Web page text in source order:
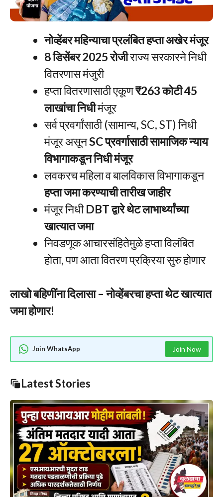
नोव्हेंबर महिन्याचा प्रलंबित हप्ता अखेर मंजूर
8 डिसेंबर 2025 रोजीराज्य सरकारने निधी
वितरणास मंजुरी
हप्ता वितरणासाठी एकूण₹263 कोटी 45
लाखांचा निधीमंजूर
सर्व प्रवर्गांसाठी (सामान्य, SC, ST) निधी
मंजूर असूनSC प्रवर्गासाठी सामाजिक न्याय
विभागाकडून निधी मंजूर
लवकरच महिला व बालविकास विभागाकडून
हप्ता जमा करण्याची तारीख जाहीर
मंजूर निधीDBT द्वारे थेट लाभार्थ्यांच्या
खात्यात जमा
निवडणूक आचारसंहितेमुळे हप्ता विलंबित
होता, पण आता वितरण प्रक्रिया सुरु होणार
लाखो बहिणींना दिलासा – नोव्हेंबरचा हप्ता थेट खात्यात
जमा होणार!
Join WhatsApp Join Now
Latest Stories